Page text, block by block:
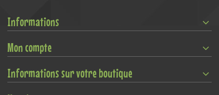
Informations
Mon compte
Informations sur votre boutique